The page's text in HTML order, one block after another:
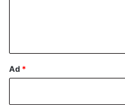
Ad *